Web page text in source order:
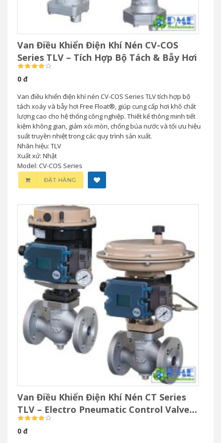
Van Điều Khiển Điện Khí Nén CV-COS
Series TLV – Tích Hợp Bộ Tách & Bẫy Hơi
0 đ
Van điều khiển điện khí nén CV-COS Series TLV tích hợp bộ
tách xoáy và bẫy hơi Free Float®, giúp cung cấp hơi khô chất
lượng cao cho hệ thống công nghiệp. Thiết kế thông minh tiết
kiệm không gian, giảm xói mòn, chống búa nước và tối ưu hiệu
suất truyền nhiệt trong các quy trình sản xuất.
Nhãn hiệu: TLV
Xuất xứ: Nhật
Model: CV-COS Series
ĐẶT HÀNG
Van Điều Khiển Điện Khí Nén CT Series
TLV – Electro Pneumatic Control Valve
Cho Hơi Nước
0 đ